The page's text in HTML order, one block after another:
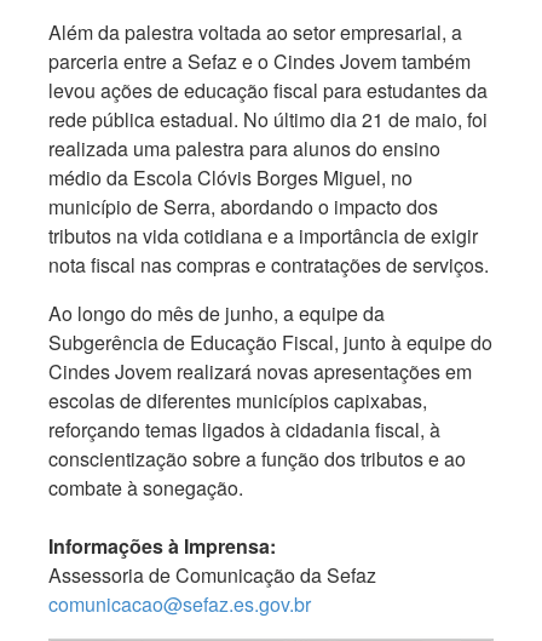
Além da palestra voltada ao setor empresarial, a
parceria entre a Sefaz e o Cindes Jovem também
levou ações de educação fiscal para estudantes da
rede pública estadual. No último dia 21 de maio, foi
realizada uma palestra para alunos do ensino
médio da Escola Clóvis Borges Miguel, no
município de Serra, abordando o impacto dos
tributos na vida cotidiana e a importância de exigir
nota fiscal nas compras e contratações de serviços.
Ao longo do mês de junho, a equipe da
Subgerência de Educação Fiscal, junto à equipe do
Cindes Jovem realizará novas apresentações em
escolas de diferentes municípios capixabas,
reforçando temas ligados à cidadania fiscal, à
conscientização sobre a função dos tributos e ao
combate à sonegação.
Informações à Imprensa:
Assessoria de Comunicação da Sefaz
comunicacao@sefaz.es.gov.br